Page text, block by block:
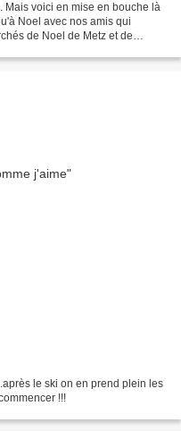
Mais voici en mise en bouche là
Noel avec nos amis qui
de Noel de Metz et de
le ski on en prend plein les
!!!